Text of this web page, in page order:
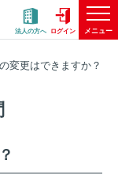
法人の方へ ログイン メニュー
変更はできますか？